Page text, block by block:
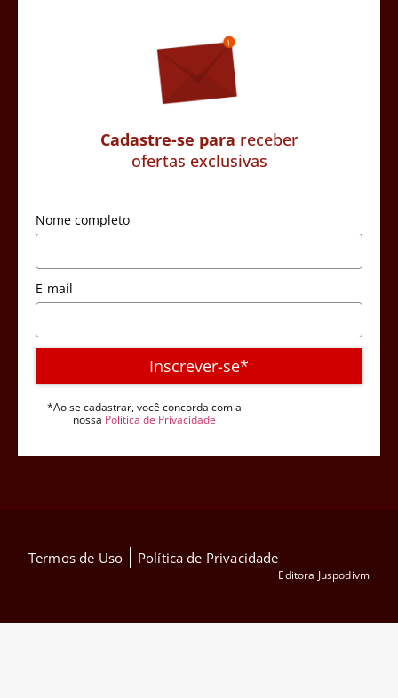
Cadastre-se para receber
ofertas exclusivas
Nome completo
E-mail
Inscrever-se*
*Ao se cadastrar, você concorda com a
nossa Política de Privacidade
Termos de Uso Política de Privacidade
Editora Juspodivm